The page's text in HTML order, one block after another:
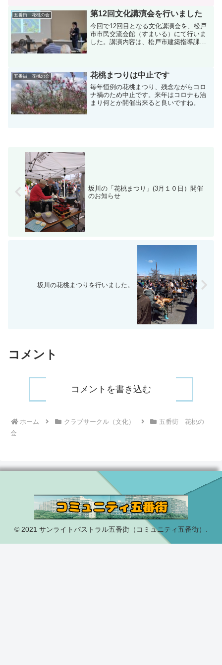
五番街 花桃の会 第12回文化講演会を行いました
今回で12回目となる文化講演会を、松戸
市市民交流会館（すまいる）にて行いま
した。講演内容は、松戸市建築指導課に
らも災害に関連した身近...
五番街 花桃の会 花桃まつりは中止です
毎年恒例の花桃まつり、残念ながらコロ
ナ禍のため中止です。来年はコロナも治
まり何とか開催出来ると良いですね。
坂川の「花桃まつり」(3月１０日）開催
のお知らせ
坂川の花桃まつりを行いました。
コメント
コメントを書き込む
ホーム クラブサークル（文化）
五番街 花桃の
会
© 2021 サンライトパストラル五番街（コミュニティ五番街）.